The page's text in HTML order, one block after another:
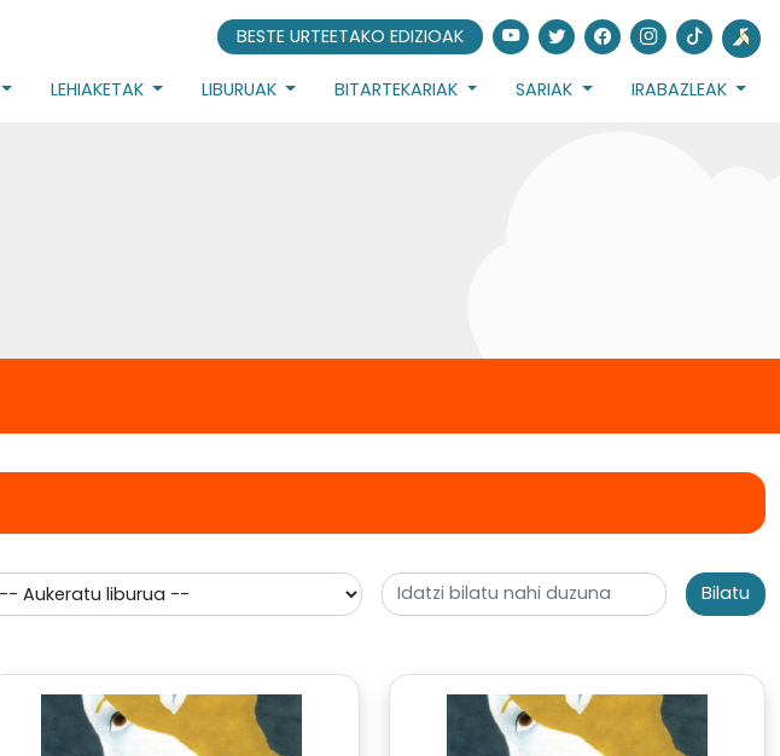
BESTE URTEETAKO EDIZIOAK
LEHIAKETAK LIBURUAK BITARTEKARIAK SARIAK IRABAZLEAK
Bilatu